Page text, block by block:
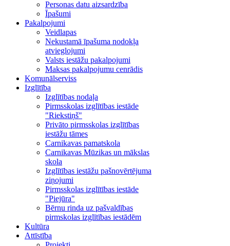
Personas datu aizsardzība
Īpašumi
Pakalpojumi
Veidlapas
Nekustamā īpašuma nodokļa
atvieglojumi
Valsts iestāžu pakalpojumi
Maksas pakalpojumu cenrādis
Komunālserviss
Izglītība
Izglītības nodaļa
Pirmsskolas izglītības iestāde
"Riekstiņš"
Privāto pirmsskolas izglītības
iestāžu tāmes
Carnikavas pamatskola
Carnikavas Mūzikas un mākslas
skola
Izglītības iestāžu pašnovērtējuma
ziņojumi
Pirmsskolas izglītības iestāde
"Piejūra"
Bērnu rinda uz pašvaldības
pirmskolas izglītības iestādēm
Kultūra
Attīstība